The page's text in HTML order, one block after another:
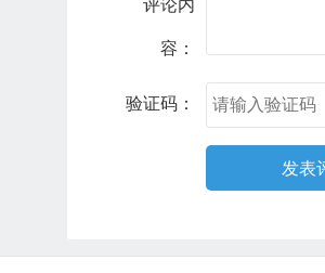
评论内
容：
验证码：